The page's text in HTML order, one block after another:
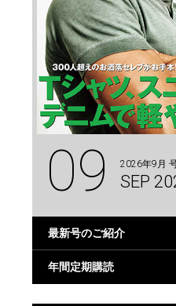
09 2026年9月
SEP
最新号のご紹介
年間定期購読